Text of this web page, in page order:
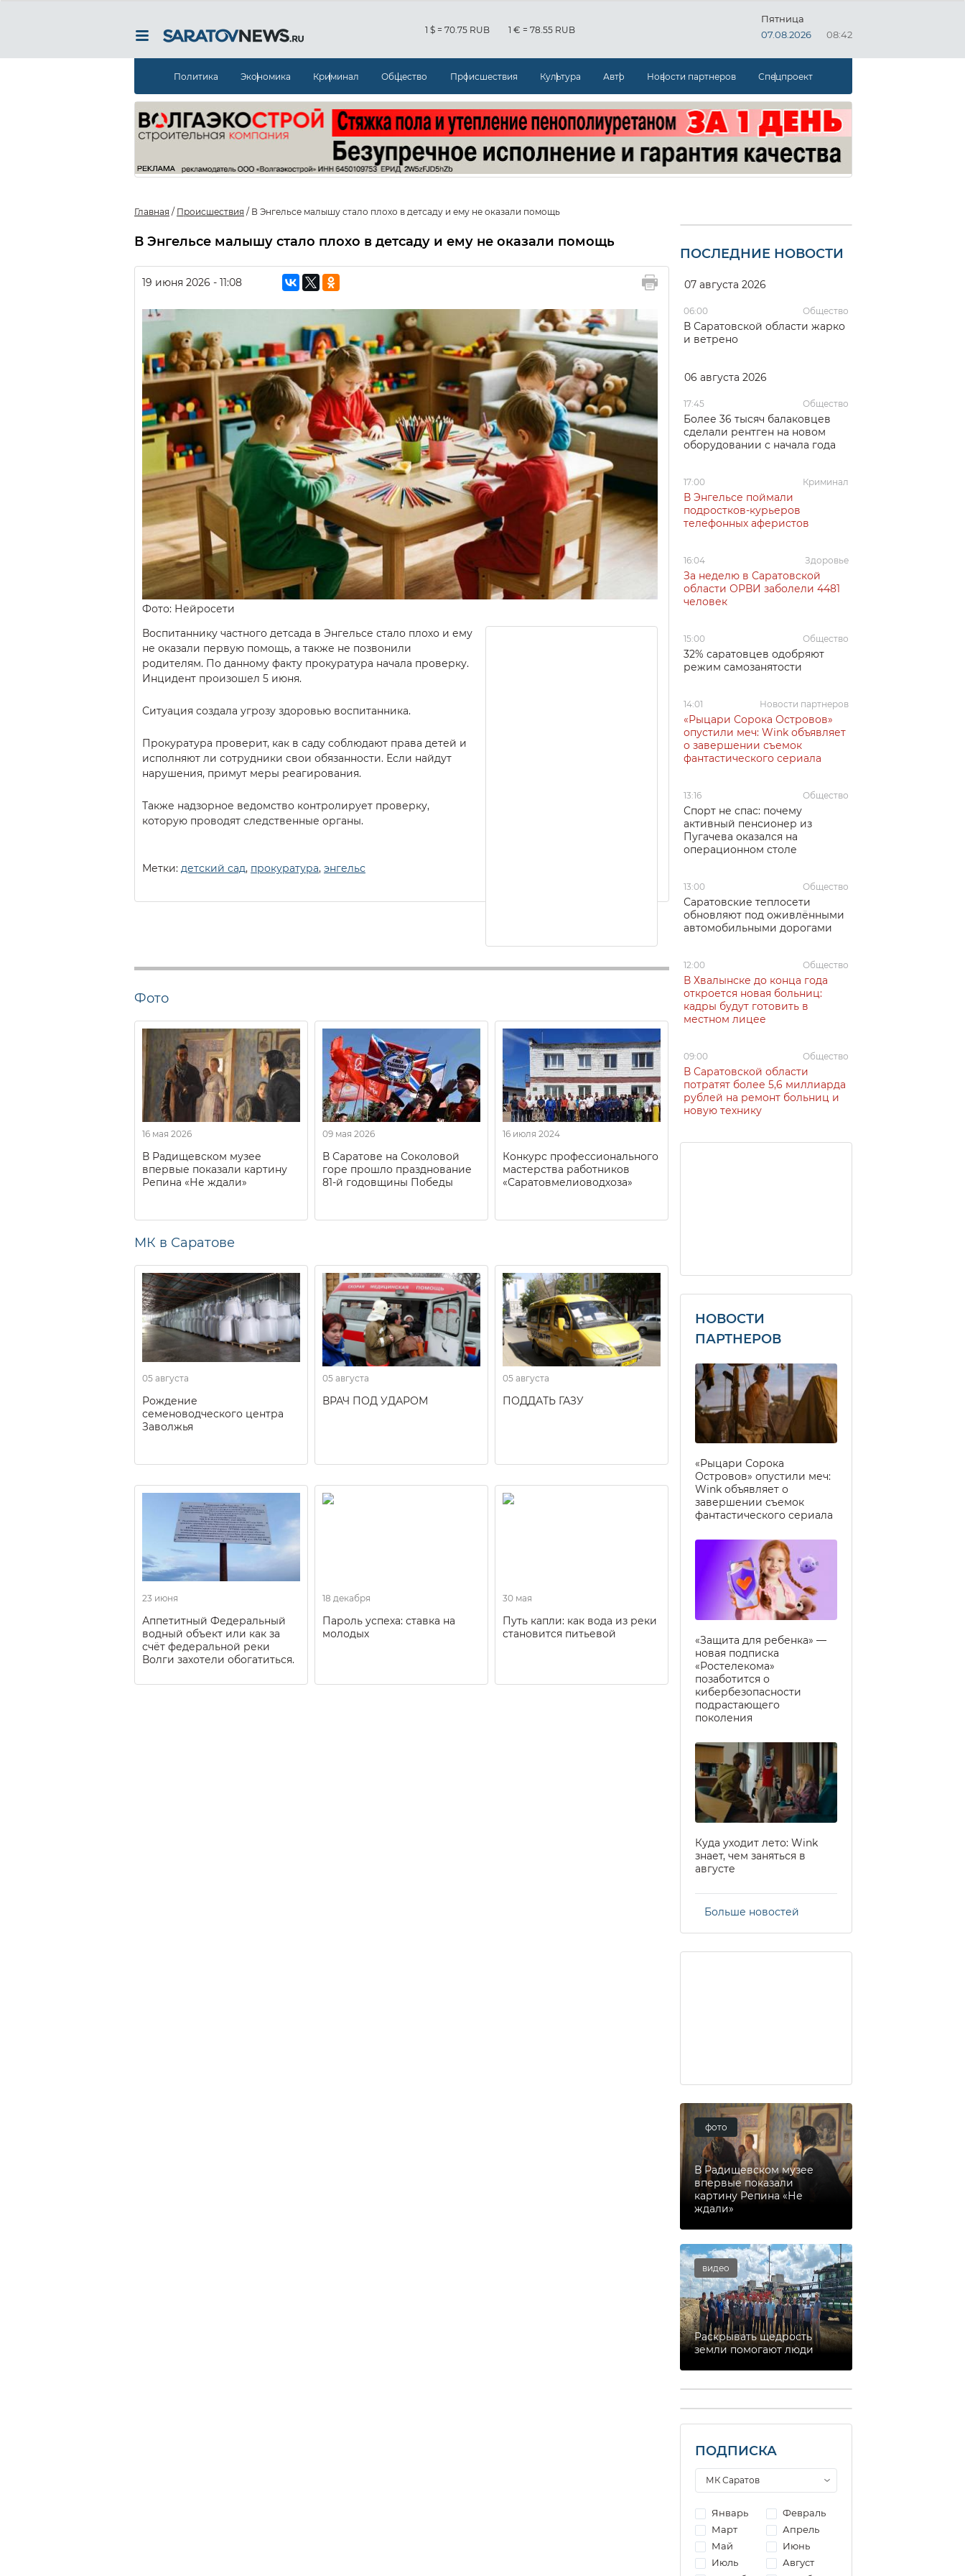
1 $ = 70.75 RUB 1 € = 78.55 RUB
Пятница
07.08.2026
08:42
Политика Экономика Криминал Общество Происшествия Культура Авто Новости партнеров Спецпроект
Главная / Происшествия / В Энгельсе малышу стало плохо в детсаду и ему не оказали помощь
В Энгельсе малышу стало плохо в детсаду и ему не оказали помощь
19 июня 2026 - 11:08
Фото: Нейросети
Воспитаннику частного детсада в Энгельсе стало плохо и ему
не оказали первую помощь, а также не позвонили
родителям. По данному факту прокуратура начала проверку.
Инцидент произошел 5 июня.
Ситуация создала угрозу здоровью воспитанника.
Прокуратура проверит, как в саду соблюдают права детей и
исполняют ли сотрудники свои обязанности. Если найдут
нарушения, примут меры реагирования.
Также надзорное ведомство контролирует проверку,
которую проводят следственные органы.
Метки: детский сад, прокуратура, энгельс
Фото
16 мая 2026
В Радищевском музее
впервые показали картину
Репина «Не ждали»
09 мая 2026
В Саратове на Соколовой
горе прошло празднование
81-й годовщины Победы
16 июля 2024
Конкурс профессионального
мастерства работников
«Саратовмелиоводхоза»
МК в Саратове
05 августа
Рождение
семеноводческого центра
Заволжья
05 августа
ВРАЧ ПОД УДАРОМ
05 августа
ПОДДАТЬ ГАЗУ
23 июня
Аппетитный Федеральный
водный объект или как за
счёт федеральной реки
Волги захотели обогатиться.
18 декабря
Пароль успеха: ставка на
молодых
30 мая
Путь капли: как вода из реки
становится питьевой
ПОСЛЕДНИЕ НОВОСТИ
07 августа 2026
06:00 Общество
В Саратовской области жарко
и ветрено
06 августа 2026
17:45 Общество
Более 36 тысяч балаковцев
сделали рентген на новом
оборудовании с начала года
17:00 Криминал
В Энгельсе поймали
подростков-курьеров
телефонных аферистов
16:04 Здоровье
За неделю в Саратовской
области ОРВИ заболели 4481
человек
15:00 Общество
32% саратовцев одобряют
режим самозанятости
14:01 Новости партнеров
«Рыцари Сорока Островов»
опустили меч: Wink объявляет
о завершении съемок
фантастического сериала
13:16 Общество
Спорт не спас: почему
активный пенсионер из
Пугачева оказался на
операционном столе
13:00 Общество
Саратовские теплосети
обновляют под оживлёнными
автомобильными дорогами
12:00 Общество
В Хвалынске до конца года
откроется новая больниц:
кадры будут готовить в
местном лицее
09:00 Общество
В Саратовской области
потратят более 5,6 миллиарда
рублей на ремонт больниц и
новую технику
НОВОСТИ
ПАРТНЕРОВ
«Рыцари Сорока
Островов» опустили меч:
Wink объявляет о
завершении съемок
фантастического сериала
«Защита для ребенка» —
новая подписка
«Ростелекома»
позаботится о
кибербезопасности
подрастающего
поколения
Куда уходит лето: Wink
знает, чем заняться в
августе
Больше новостей
фото
В Радищевском музее
впервые показали
картину Репина «Не
ждали»
видео
Раскрывать щедрость
земли помогают люди
ПОДПИСКА
Январь
Февраль
Март
Апрель
Май
Июнь
Июль
Август